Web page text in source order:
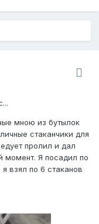
мною из бутылок
стаканчики для
пролил и дал
момент. Я посадил по
взял по 6 стаканов